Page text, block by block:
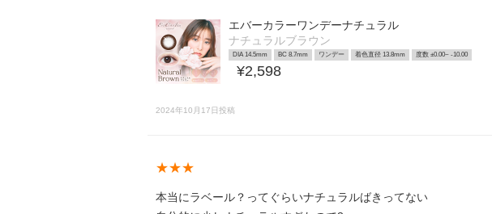
エバーカラーワンデーナチュラル
ナチュラルブラウン
DIA 14.5mm BC 8.7mm ワンデー 着色直径 13.8mm 度数 ±0.00~ -10.00
¥2,598
2024年10月17日投稿
★★★
本当にラベール？ってぐらいナチュラルばきってない